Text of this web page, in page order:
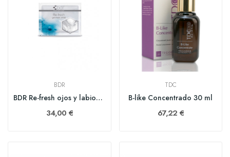
BDR
BDR Re-fresh ojos y labios 60 parches
34,00 €
TDC
B-like Concentrado 30 ml
67,22 €